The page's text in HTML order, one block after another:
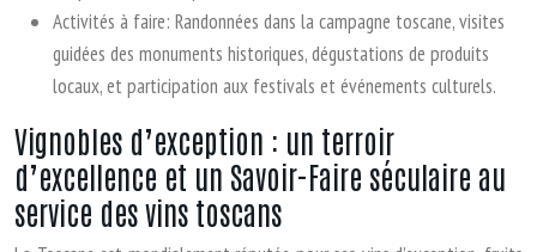
Activités à faire: Randonnées dans la campagne toscane, visites
guidées des monuments historiques, dégustations de produits
locaux, et participation aux festivals et événements culturels.
Vignobles d’exception : un terroir
d’excellence et un Savoir-Faire séculaire au
service des vins toscans